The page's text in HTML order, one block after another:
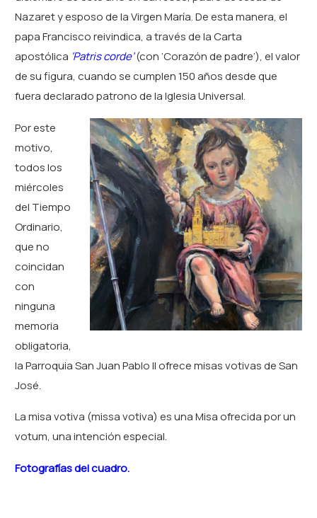
Nazaret y esposo de la Virgen María. De esta manera, el
papa Francisco reivindica, a través de la Carta
apostólica Patris corde’(con ‘Corazón de padre’), el valor
de su figura, cuando se cumplen 150 años desde que
fuera declarado patrono de la Iglesia Universal.
Por este
motivo,
todos los
miércoles
del Tiempo
Ordinario,
que no
coincidan
con
ninguna
memoria
obligatoria,
la Parroquia San Juan Pablo II ofrece misas votivas de San
José.
La misa votiva (missa votiva) es una Misa ofrecida por un
votum, una intención especial.
Fotografías del cuadro.